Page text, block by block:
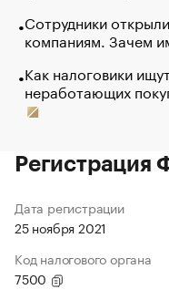
Сотрудники
компаниям. Зачем
Как налоговики
неработающих
Регистрация
Дата регистрации
25 ноября 2021
Код налогового органа
7500